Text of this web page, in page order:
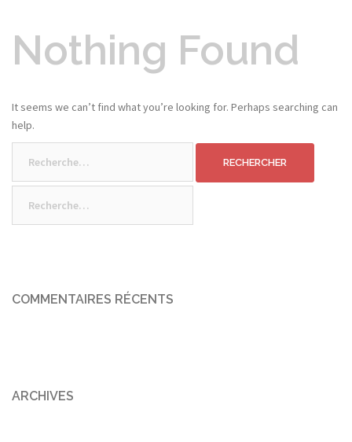
Nothing Found
It seems we can’t find what you’re looking for. Perhaps searching can
help.
COMMENTAIRES RÉCENTS
ARCHIVES